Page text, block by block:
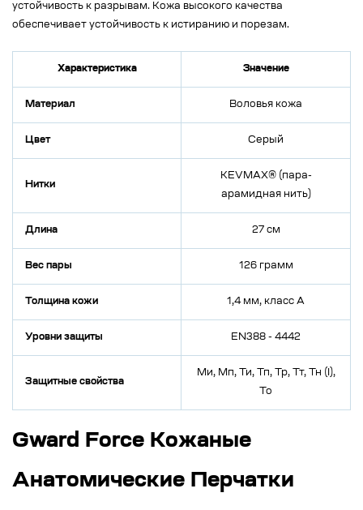
устойчивость к разрывам. Кожа высокого качества
обеспечивает устойчивость к истиранию и порезам.
Характеристика Значение
Материал Воловья кожа
Цвет Серый
Нитки
KEVMAX® (пара-
арамидная нить)
Длина 27 см
Вес пары 126 грамм
Толщина кожи 1,4 мм, класс А
Уровни защиты EN388 - 4442
Защитные свойства
Ми, Мп, Ти, Тп, Тр, Тт, Тн (I),
То
Gward Force Кожаные
Анатомические Перчатки